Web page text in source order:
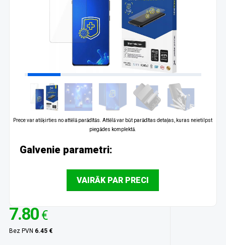
Prece var atšķirties no attēlā parādītās. Attēlā var būt parādītas detaļas, kuras neietilpst
piegādes komplektā.
Galvenie parametri:
VAIRĀK PAR PRECI
7.80 €
Bez PVN 6.45 €